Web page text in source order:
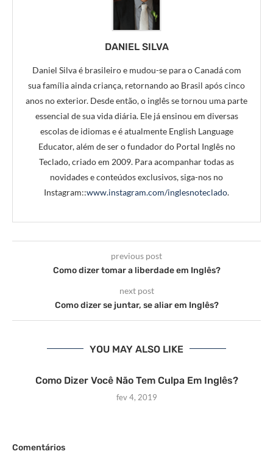
DANIEL SILVA
Daniel Silva é brasileiro e mudou-se para o Canadá com
sua família ainda criança, retornando ao Brasil após cinco
anos no exterior. Desde então, o inglês se tornou uma parte
essencial de sua vida diária. Ele já ensinou em diversas
escolas de idiomas e é atualmente English Language
Educator, além de ser o fundador do Portal Inglês no
Teclado, criado em 2009. Para acompanhar todas as
novidades e conteúdos exclusivos, siga-nos no
Instagram::www.instagram.com/inglesnoteclado.
previous post
Como dizer tomar a liberdade em Inglês?
next post
Como dizer se juntar, se aliar em Inglês?
YOU MAY ALSO LIKE
Como Dizer Você Não Tem Culpa Em Inglês?
fev 4, 2019
Comentários